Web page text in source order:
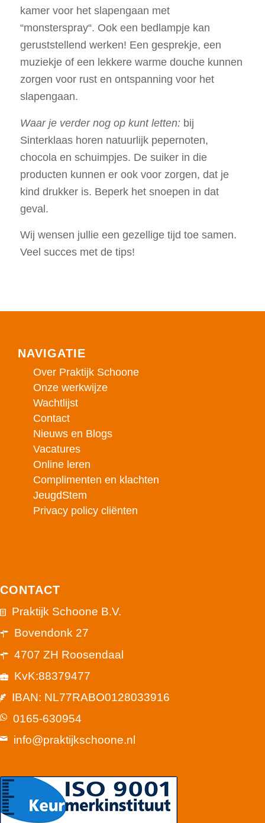
kamer voor het slapengaan met
“monsterspray“. Ook een bedlampje kan
geruststellend werken! Een gesprekje, een
muziekje of een lekkere warme douche kunnen
zorgen voor rust en ontspanning voor het
slapengaan.
Waar je verder nog op kunt letten:bij
Sinterklaas horen natuurlijk pepernoten,
chocola en schuimpjes. De suiker in die
producten kunnen er ook voor zorgen, dat je
kind drukker is. Beperk het snoepen in dat
geval.
Wij wensen jullie een gezellige tijd toe samen.
Veel succes met de tips!
NAVIGATIE
Over Praktijk Schoone
Onze werkwijze
Wachtlijst
Contact
Nieuws en Blogs
Vacatures
Online leren
Complimenten en klachten
JeugdStem
Privacy policy cliënten
CONTACT
Praktijk Schoone B.V.
Bovendonk 27
4707 ZH Roosendaal
KvK:88379477
IBAN: NL77RABO0128033916
0165-630954
info@praktijkschoone.nl